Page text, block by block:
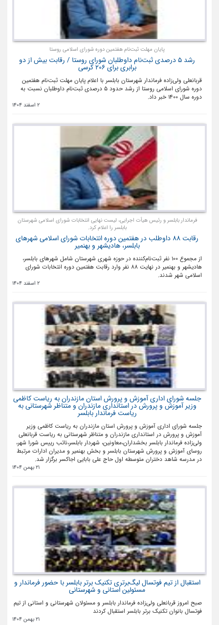
پایان مهلت ثبت‌نام هفتمین دوره شورای اسلامی روستا
رشد ۵ درصدی ثبت‌نام داوطلبان شورای روستا / رقابت بیش از دو
برابری برای ۲۰۶ کرسی
قربانعلی ولی‌زاده فرماندار شهرستان بابلسر با اعلام پایان مهلت ثبت‌نام هفتمین
دوره شورای اسلامی روستا از رشد حدود ۵ درصدی ثبت‌نام داوطلبان نسبت به
دوره سال ۱۴۰۰ خبر داد.
2 اسفند 1404
فرماندار بابلسر و رئیس هیأت اجرایی، لیست نهایی انتخابات شورای اسلامی شهرستان
بابلسر را اعلام کرد.
رقابت ۸۸ داوطلب در هفتمین دوره انتخابات شورای اسلامی شهرهای
بابلسر، هادیشهر و بهنمیر
از مجموع ۱۰۰ نفر ثبت‌نام‌کننده در حوزه شهری شهرستان شامل شهرهای بابلسر،
هادیشهر و بهنمیر در نهایت ۸۸ نفر وارد رقابت هفتمین دوره انتخابات شورای
اسلامی شهر شدند.
2 اسفند 1404
جلسه شورای اداری آموزش و پرورش استان مازندران به ریاست کاظمی
وزیر آموزش و پرورش در استانداری مازندران و متناظر شهرستانی به
ریاست فرماندار بابلسر
جلسه شورای اداری آموزش و پرورش استان مازندران به ریاست کاظمی وزیر
آموزش و پرورش در استانداری مازندران و متناظر شهرستانی به ریاست قربانعلی
ولی‌زاده فرماندار بابلسر بخشداران،معاونین، شهردار بابلسر،نائب رییس شورا شهر،
روسای آموزش و پرورش شهرستان بابلسر و بخش بهنمیر و مدیران ادارات مرتبط
در مدرسه شاهد دختران متوسطه اول حاج علی بابایی اجاکسر برگزار شد.
21 بهمن 1404
استقبال از تیم فوتسال لیگ‌برتری تکنیک برتر بابلسر با حضور فرماندار و
مسئولین استانی و شهرستانی
صبح امروز قربانعلی ولی‌زاده فرماندار بابلسر و مسئولان شهرستانی و استانی از تیم
فوتسال بانوان تکنیک برتر بابلسر استقبال کردند
21 بهمن 1404